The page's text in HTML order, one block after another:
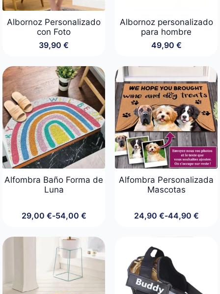
Albornoz Personalizado
con Foto
39,90 €
Albornoz personalizado
para hombre
49,90 €
Alfombra Baño Forma de
Luna
29,00 €-54,00 €
Rango
precios:
desde
29,00 €
hasta
54,00 €
Alfombra Personalizada
Mascotas
24,90 €-44,90 €
Rango
24,90 €
hasta
44,90 €